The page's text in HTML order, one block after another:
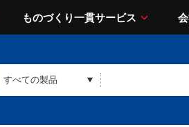
ものづくり一貫サービス